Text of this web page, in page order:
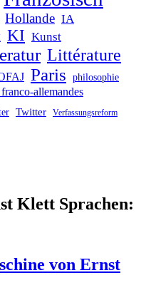
Hollande IA
KI Kunst
Littérature
Paris philosophie
allemandes
Twitter Verfassungsreform
Klett Sprachen:
von Ernst